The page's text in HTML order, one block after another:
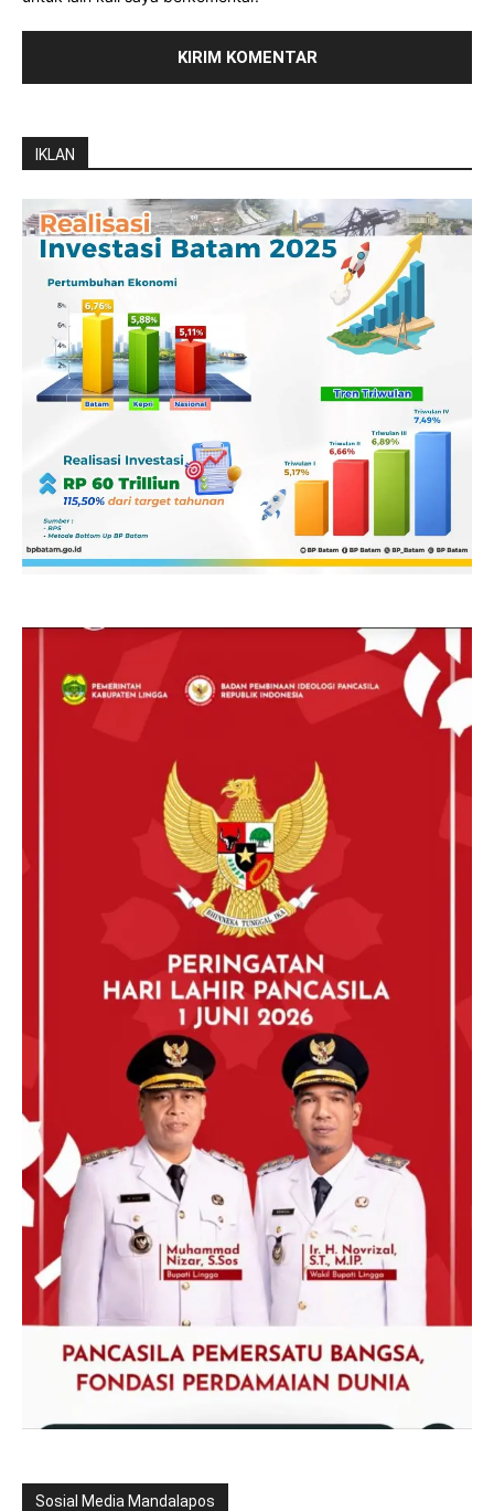
IKLAN
Sosial Media Mandalapos